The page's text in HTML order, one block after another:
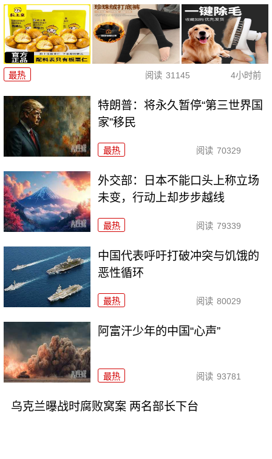
最热 阅读 31145 4小时前
特朗普：将永久暂停“第三世界国
家”移民
最热 阅读 70329
外交部：日本不能口头上称立场
未变，行动上却步步越线
最热 阅读 79339
中国代表呼吁打破冲突与饥饿的
恶性循环
最热 阅读 80029
阿富汗少年的中国“心声”
最热 阅读 93781
乌克兰曝战时腐败窝案 两名部长下台